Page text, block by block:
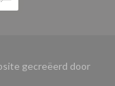
gecreëerd door